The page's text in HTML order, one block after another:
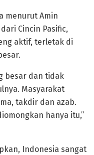
menurut Amin
Cincin Pasific,
aktif, terletak di
besar dan tidak
Masyarakat
takdir dan azab.
hanya itu,”
Indonesia sangat